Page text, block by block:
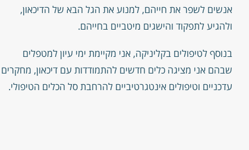
אנשים לשפר את חייהם, למנוע את הגל הבא של הדיכאון,
ולהגיע לתפקוד והישגים מיטביים בחייהם.
בנוסף לטיפולים בקליניקה, אני מקיימת ימי עיון למטפלים
שבהם אני מציגה כלים חדשים להתמודדות עם דיכאון, מחקרים
עדכניים וטיפולים אינטגרטיביים להרחבת סל הכלים הטיפולי.